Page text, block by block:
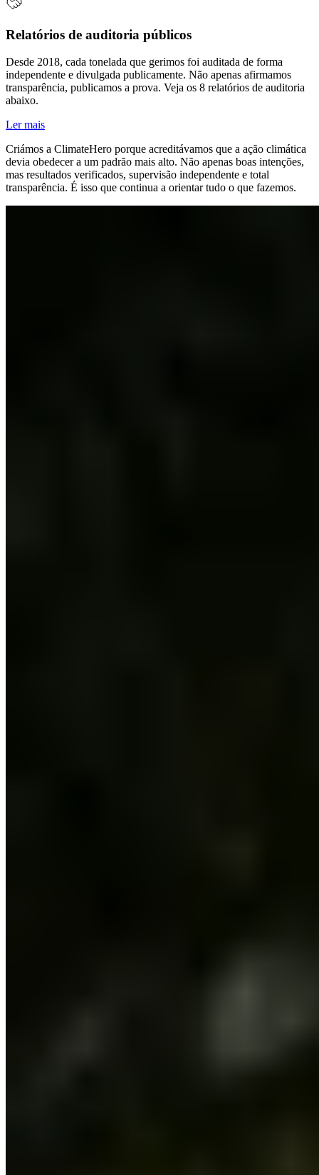
Relatórios de auditoria públicos
Desde 2018, cada tonelada que gerimos foi auditada de forma
independente e divulgada publicamente. Não apenas afirmamos
transparência, publicamos a prova. Veja os 8 relatórios de auditoria
abaixo.
Ler mais
Criámos a ClimateHero porque acreditávamos que a ação climática
devia obedecer a um padrão mais alto. Não apenas boas intenções,
mas resultados verificados, supervisão independente e total
transparência. É isso que continua a orientar tudo o que fazemos.